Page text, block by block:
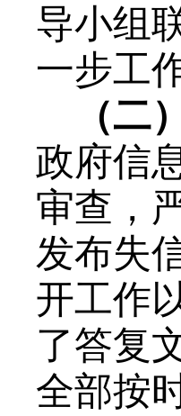
导小组
一步工
（二
政府信
审查，
发布失
开工作
了答复
全部按